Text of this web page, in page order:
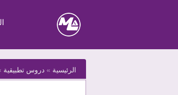
الرئيسية » دروس تطبيقية